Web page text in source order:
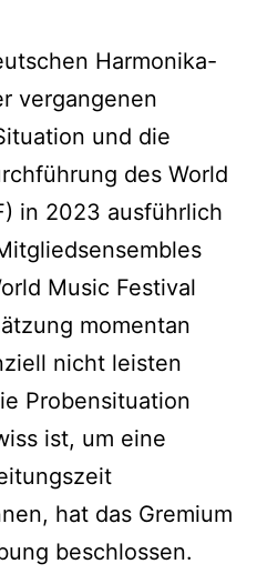
Harmonika-
vergangenen
und die
des World
in 2023 ausführlich
Music Festival
momentan
nicht leisten
Probensituation
ist, um eine
hat das Gremium
beschlossen.